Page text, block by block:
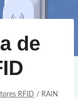
de
RFID / RAIN